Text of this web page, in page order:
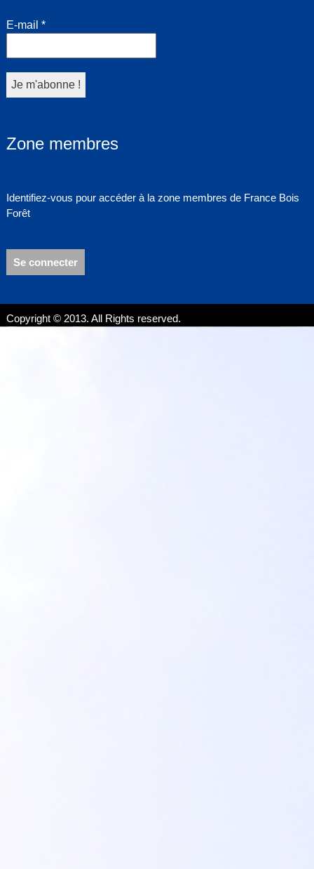
E-mail *
Zone membres
Identifiez-vous pour accéder à la zone membres de France Bois
Forêt
Se connecter
Copyright © 2013. All Rights reserved.